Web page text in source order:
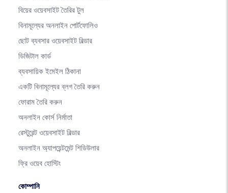
বিয়ের ওয়েবসাইট তৈরির টুল
বিনামূল্যের অনলাইন পোর্টফোলিও
ছোট ব্যবসার ওয়েবসাইট বিল্ডার
ডিজিটাল কার্ড
ব্যবসায়িক ইমেইল ঠিকানা
একটি বিনামূল্যের ব্লগ তৈরি করুন
ফোরাম তৈরি করুন
অনলাইন কোর্স নির্মাতা
রেস্টুরেন্ট ওয়েবসাইট বিল্ডার
অনলাইন অ্যাপয়েন্টমেন্ট শিডিউলার
ফ্রি ওয়েব হোস্টিং
কোম্পানি